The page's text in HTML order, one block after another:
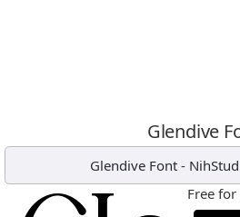
Glendive
Glendive Font -
Free for